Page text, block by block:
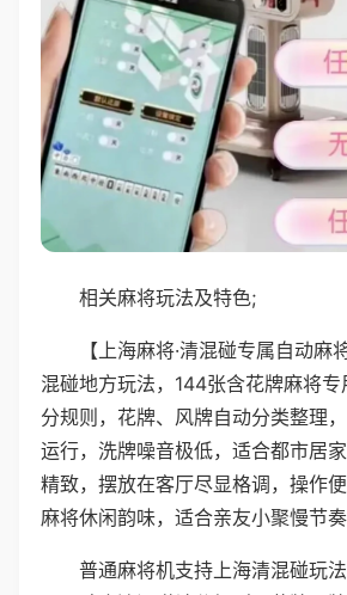
相关麻将玩法及特色;
【上海麻将·清混碰专属自动麻
混碰地方玩法，144张含花牌麻将
分规则，花牌、风牌自动分类整理
运行，洗牌噪音极低，适合都市居
精致，摆放在客厅尽显格调，操作
麻将休闲韵味，适合亲友小聚慢节奏
普通麻将机支持上海清混碰玩